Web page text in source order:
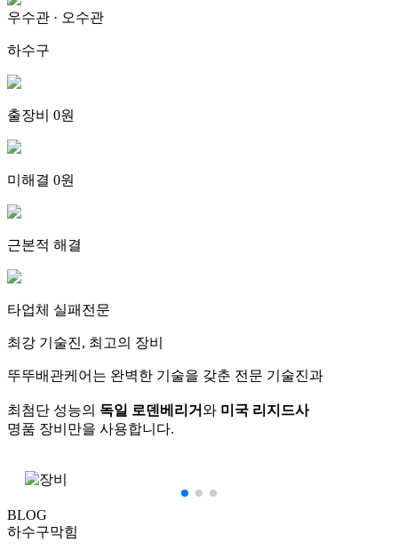
우수관 · 오수관
하수구
출장비 0원
미해결 0원
근본적 해결
타업체 실패전문
최강 기술진, 최고의 장비
뚜뚜배관케어는 완벽한 기술을 갖춘 전문 기술진과
최첨단 성능의 독일 로덴베리거와 미국 리지드사
명품 장비만을 사용합니다.
BLOG
하수구막힘